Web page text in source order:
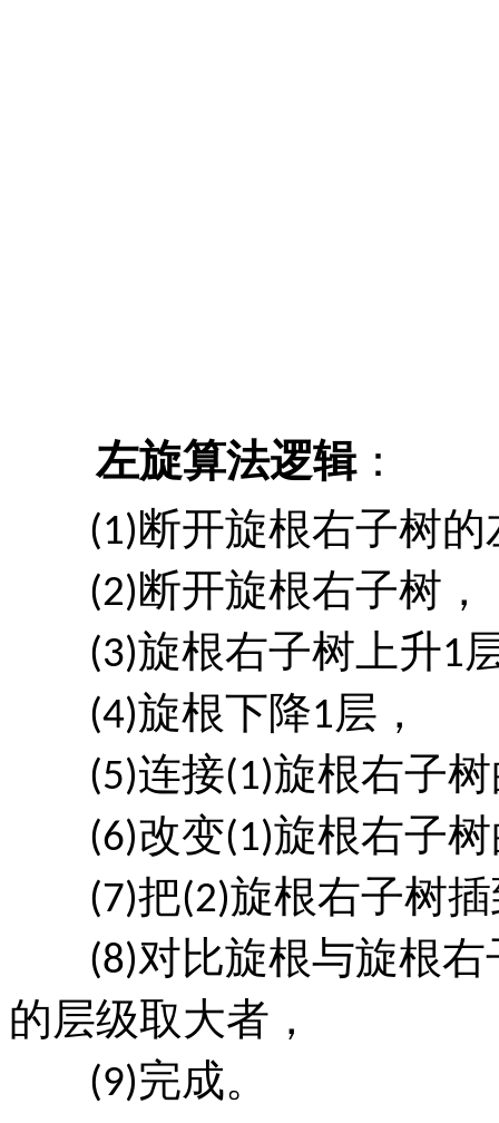
左旋算法逻辑：
(1)断开旋根右子树
(2)断开旋根右子树，
(3)旋根右子树上升1
(4)旋根下降1层，
(5)连接(1)旋根右子
(6)改变(1)旋根右子
(7)把(2)旋根右子树
(8)对比旋根与旋根
的层级取大者，
(9)完成。